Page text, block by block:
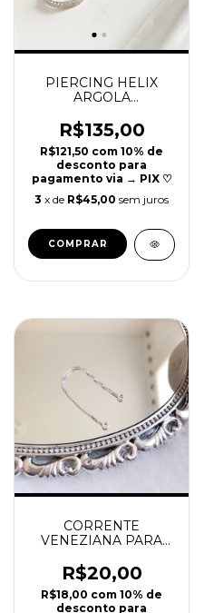
PIERCING HELIX
ARGOLA
925 | 8MM | REF P30
R$135,00
R$121,50 com 10% de
desconto para
pagamento via → PIX ♡
3 x de R$45,00 sem juros
COMPRAR
CORRENTE
VENEZIANA PARA
| REF P87
R$20,00
R$18,00 com 10% de
desconto para